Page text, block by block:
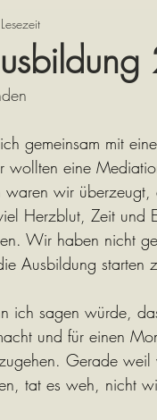
gemeinsam mit
eine
wir überzeugt,
Herzblut, Zeit und
Wir haben nicht
Ausbildung starten
ich sagen würde,
und für einen
Gerade
tat es weh, nicht